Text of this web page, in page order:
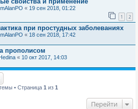
ImAlanPO « 19 сен 2018, 01:22
1 2
при простудных заболеваниях
« 18 сен 2018, 17:42
прополисом
« 10 окт 2017, 14:03
• Страница 1 из 1
Перейти